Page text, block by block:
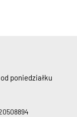
poniedziałku